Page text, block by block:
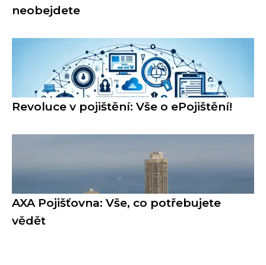
neobejdete
Revoluce v pojištění: Vše o ePojištění!
AXA Pojišťovna: Vše, co potřebujete
vědět